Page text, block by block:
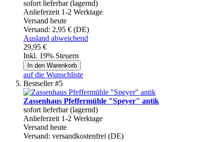
sofort lieferbar (lagernd)
Anlieferzeit 1-2 Werktage
Versand heute
Versand: 2,95 € (DE)
Ausland abweichend
29,95 €
Inkl. 19% Steuern
In den Warenkorb
auf die Wunschliste
Bestseller #5
Zassenhaus Pfeffermühle "Speyer" antik
sofort lieferbar (lagernd)
Anlieferzeit 1-2 Werktage
Versand heute
Versand: versandkostenfrei (DE)